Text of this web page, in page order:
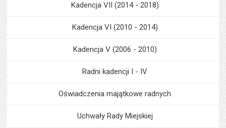
Kadencja VII (2014 - 2018)
Kadencja VI (2010 - 2014)
Kadencja V (2006 - 2010)
Radni kadencji I - IV
Oświadczenia majątkowe radnych
Uchwały Rady Miejskiej